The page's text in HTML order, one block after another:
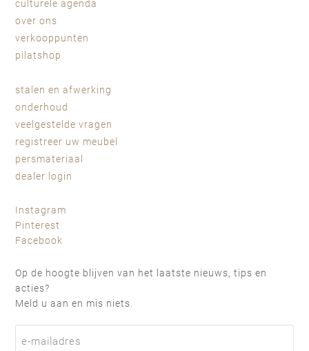
culturele agenda
over ons
verkooppunten
pilatshop
stalen en afwerking
onderhoud
veelgestelde vragen
registreer uw meubel
persmateriaal
dealer login
Instagram
Pinterest
Facebook
Op de hoogte blijven van het laatste nieuws, tips en
acties?
Meld u aan en mis niets.